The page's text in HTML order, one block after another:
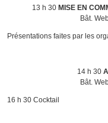
13 h 30 MISE EN
Bât.
Présentations faites par les
14 h 30
Bât.
16 h 30 Cocktail